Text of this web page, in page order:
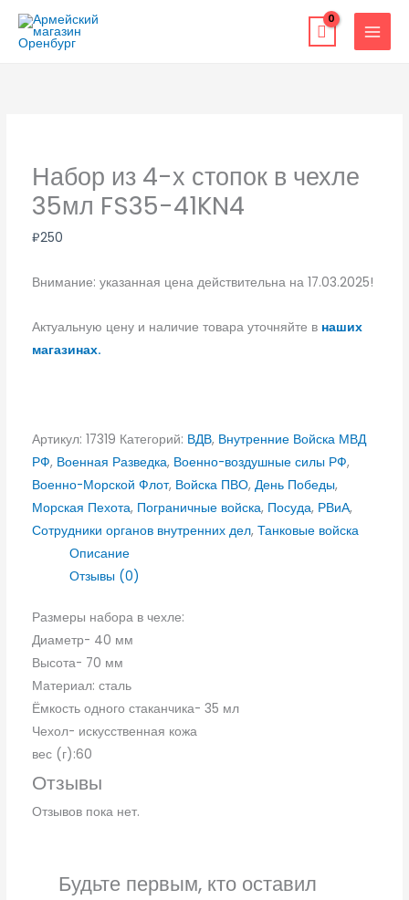
Перейти
содержимому
Набор из 4-х стопок в чехле
35мл FS35-41KN4
₽250
Внимание: указанная цена действительна на 17.03.2025!
Актуальную цену и наличие товара уточняйте в наших
магазинах.
Артикул: 17319 Категорий: ВДВ, Внутренние Войска МВД
РФ, Военная Разведка, Военно-воздушные силы РФ,
Военно-Морской Флот, Войска ПВО, День Победы,
Морская Пехота, Пограничные войска, Посуда, РВиА,
Сотрудники органов внутренних дел, Танковые войска
Описание
Отзывы (0)
Размеры набора в чехле:
Диаметр- 40 мм
Высота- 70 мм
Материал: сталь
Ёмкость одного стаканчика- 35 мл
Чехол- искусственная кожа
вес (г):60
Отзывы
Отзывов пока нет.
Будьте первым, кто оставил